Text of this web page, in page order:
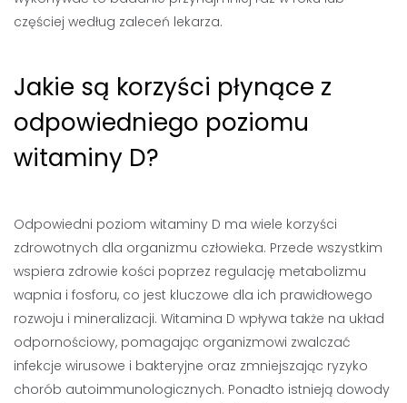
częściej według zaleceń lekarza.
Jakie są korzyści płynące z
odpowiedniego poziomu
witaminy D?
Odpowiedni poziom witaminy D ma wiele korzyści
zdrowotnych dla organizmu człowieka. Przede wszystkim
wspiera zdrowie kości poprzez regulację metabolizmu
wapnia i fosforu, co jest kluczowe dla ich prawidłowego
rozwoju i mineralizacji. Witamina D wpływa także na układ
odpornościowy, pomagając organizmowi zwalczać
infekcje wirusowe i bakteryjne oraz zmniejszając ryzyko
chorób autoimmunologicznych. Ponadto istnieją dowody